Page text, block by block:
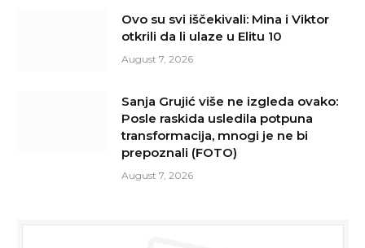
Ovo su svi iščekivali: Mina i Viktor
otkrili da li ulaze u Elitu 10
August 7, 2026
Sanja Grujić više ne izgleda ovako:
Posle raskida usledila potpuna
transformacija, mnogi je ne bi
prepoznali (FOTO)
August 7, 2026